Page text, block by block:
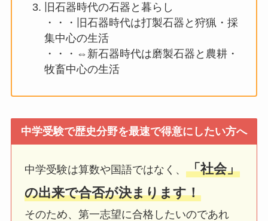
旧石器時代の石器と暮らし
・・・旧石器時代は打製石器と狩猟・採
集中心の生活
・・・⇔新石器時代は磨製石器と農耕・
牧畜中心の生活
中学受験で歴史分野を最速で得意にしたい方へ
中学受験は算数や国語ではなく、「社会」
の出来で合否が決まります！
そのため、第一志望に合格したいのであれ